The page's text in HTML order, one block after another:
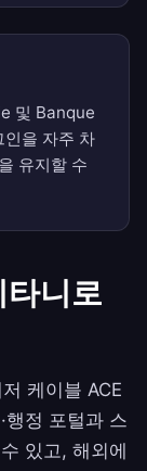
및 Banque
을 자주 차
유지할 수
니로
케이블 ACE
행정 포털과 스
있고, 해외에